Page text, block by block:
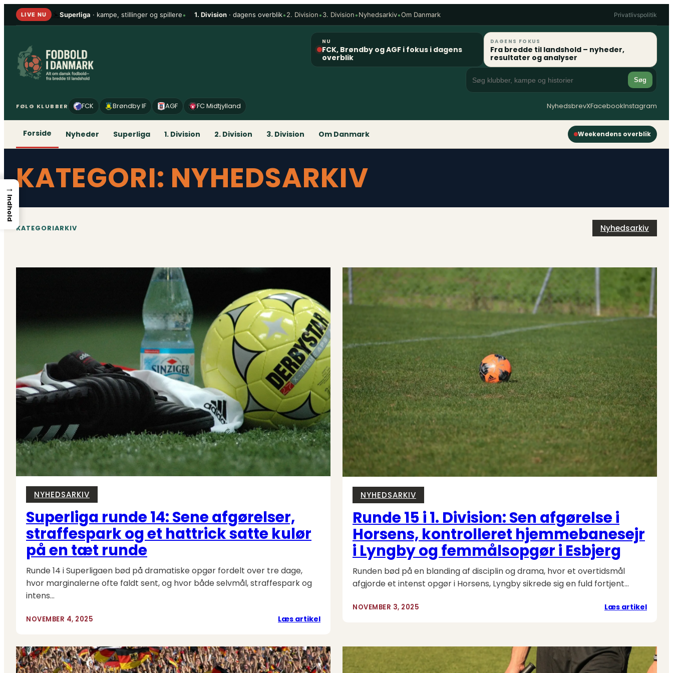
Spring
LIVE NU Superliga · kampe, stillinger og spillere• 1. Division · dagens overblik•2. Division•3. Division•Nyhedsarkiv•Om Danmark Privatlivspolitik
NU
FCK, Brøndby og AGF i fokus i dagens
overblik
DAGENS FOKUS
Fra bredde til landshold – nyheder,
resultater og analyser
Søg
FØLG KLUBBER FCK Brøndby IF AGF FC Midtjylland NyhedsbrevXFacebookInstagram
Forside Nyheder Superliga 1. Division 2. Division 3. Division Om Danmark Weekendens overblik
KATEGORI: NYHEDSARKIV
KATEGORIARKIV Nyhedsarkiv
NYHEDSARKIV
Superliga runde 14: Sene afgørelser,
straffespark og et hattrick satte kulør
på en tæt runde
Runde 14 i Superligaen bød på dramatiske opgør fordelt over tre dage,
hvor marginalerne ofte faldt sent, og hvor både selvmål, straffespark og
intens…
NOVEMBER 4, 2025 Læs artikel:
14:
Sene
NYHEDSARKIV
Runde 15 i 1. Division: Sen afgørelse i
Horsens, kontrolleret hjemmebanesejr
i Lyngby og femmålsopgør i Esbjerg
Runden bød på en blanding af disciplin og drama, hvor et overtidsmål
afgjorde et intenst opgør i Horsens, Lyngby sikrede sig en fuld fortjent…
NOVEMBER 3, 2025 Læs artikel:
1.
Sen
→
Indhold